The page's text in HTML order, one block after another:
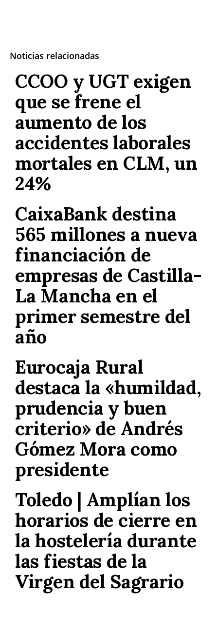
Noticias relacionadas
CCOO y UGT exigen
que se frene el
aumento de los
accidentes laborales
mortales en CLM, un
24%
CaixaBank destina
565 millones a nueva
financiación de
empresas de Castilla-
La Mancha en el
primer semestre del
año
Eurocaja Rural
destaca la «humildad,
prudencia y buen
criterio» de Andrés
Gómez Mora como
presidente
Toledo | Amplían los
horarios de cierre en
la hostelería durante
las fiestas de la
Virgen del Sagrario